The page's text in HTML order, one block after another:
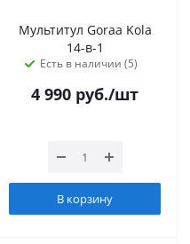
Мультитул Goraa Kola
14-в-1
Есть в наличии (5)
4 990 руб./шт
В корзину